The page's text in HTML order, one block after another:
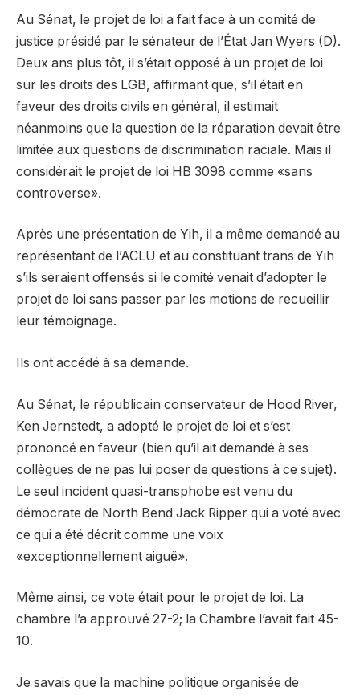
Au Sénat, le projet de loi a fait face à un comité de
justice présidé par le sénateur de l’État Jan Wyers (D).
Deux ans plus tôt, il s’était opposé à un projet de loi
sur les droits des LGB, affirmant que, s’il était en
faveur des droits civils en général, il estimait
néanmoins que la question de la réparation devait être
limitée aux questions de discrimination raciale. Mais il
considérait le projet de loi HB 3098 comme «sans
controverse».
Après une présentation de Yih, il a même demandé au
représentant de l’ACLU et au constituant trans de Yih
s’ils seraient offensés si le comité venait d’adopter le
projet de loi sans passer par les motions de recueillir
leur témoignage.
Ils ont accédé à sa demande.
Au Sénat, le républicain conservateur de Hood River,
Ken Jernstedt, a adopté le projet de loi et s’est
prononcé en faveur (bien qu’il ait demandé à ses
collègues de ne pas lui poser de questions à ce sujet).
Le seul incident quasi-transphobe est venu du
démocrate de North Bend Jack Ripper qui a voté avec
ce qui a été décrit comme une voix
«exceptionnellement aiguë».
Même ainsi, ce vote était pour le projet de loi. La
chambre l’a approuvé 27-2; la Chambre l’avait fait 45-
10.
Je savais que la machine politique organisée de